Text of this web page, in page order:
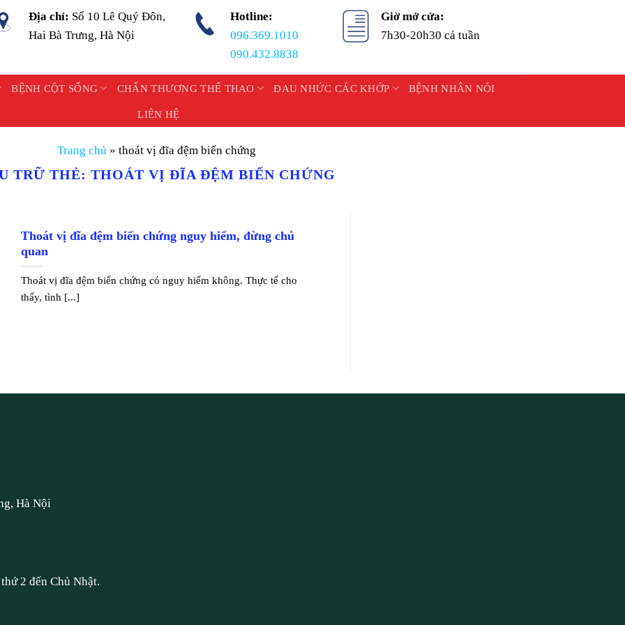
Địa chỉ: Số 10 Lê Quý Đôn,
Hai Bà Trưng, Hà Nội
Hotline:
096.369.1010
090.432.8838
Giờ mở cửa:
7h30-20h30 cả tuần
BỆNH CỘT SỐNG CHẤN THƯƠNG THỂ THAO ĐAU NHỨC CÁC KHỚP BỆNH NHÂN NÓI
LIÊN HỆ
Trang chủ » thoát vị đĩa đệm biến chứng
TRỮ THẺ:THOÁT VỊ ĐĨA ĐỆM BIẾN CHỨNG
Thoát vị đĩa đệm biến chứng nguy hiểm, đừng chủ
quan
Thoát vị đĩa đệm biến chứng có nguy hiểm không. Thực tế cho
thấy, tình [...]
Hà Nội
2 đến Chủ Nhật.